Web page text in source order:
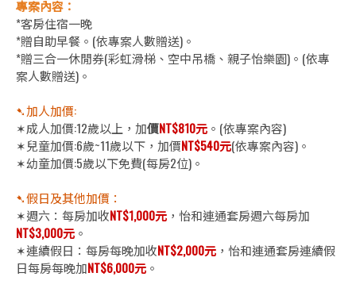
專案內容：
*客房住宿一晚
*贈自助早餐。(依專案人數贈送)。
*贈三合一休閒券(彩虹滑梯、空中吊橋、親子怡樂園)。(依專
案人數贈送)。
➷加人加價:
✶成人加價:12歲以上，加價NT$810元 。(依專案內容)
✶兒童加價:6歲~11歲以下，加價NT$540元(依專案內容)。
✶幼童加價:5歲以下免費(每房2位)。
➷假日及其他加價：
✶週六：每房加收NT$1,000元 ，怡和連通套房週六每房加
NT$3,000元 。
✶連續假日：每房每晚加收NT$2,000元 ，怡和連通套房連續假
日每房每晚加NT$6,000元 。